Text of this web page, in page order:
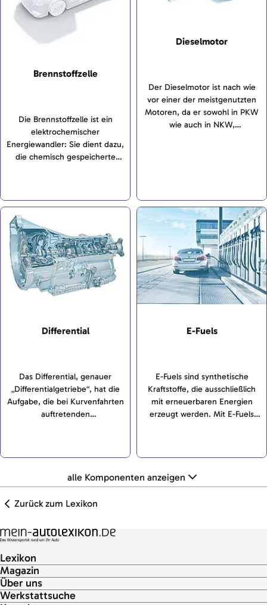
Brennstoffzelle
Die Brennstoffzelle ist ein
elektrochemischer
Energiewandler: Sie dient dazu,
die chemisch gespeicherte
Brennstoffzellen-Fahrzeugen
wird diese Energie entweder
direkt einem Elektromotor zur
Verfügung gestellt oder in
einem Akku
zwischengespeichert.
Dieselmotor
Der Dieselmotor ist nach wie
vor einer der meistgenutzten
Motoren, da er sowohl in PKW
wie auch in NKW,
Verbrennungsmotor chemische
Energie in Wärmeenergie um,
die über Kolben in
mechanische Energie
umgewandelt wird, die das
Fahrzeug antreibt.
Differential
Das Differential, genauer
„Differentialgetriebe“, hat die
Aufgabe, die bei Kurvenfahrten
auftretenden
E-Fuels
E-Fuels sind synthetische
Kraftstoffe, die ausschließlich
mit erneuerbaren Energien
erzeugt werden. Mit E-Fuels
alle Komponenten anzeigen
Zurück zum Lexikon
Lexikon
Magazin
Über uns
Werkstattsuche